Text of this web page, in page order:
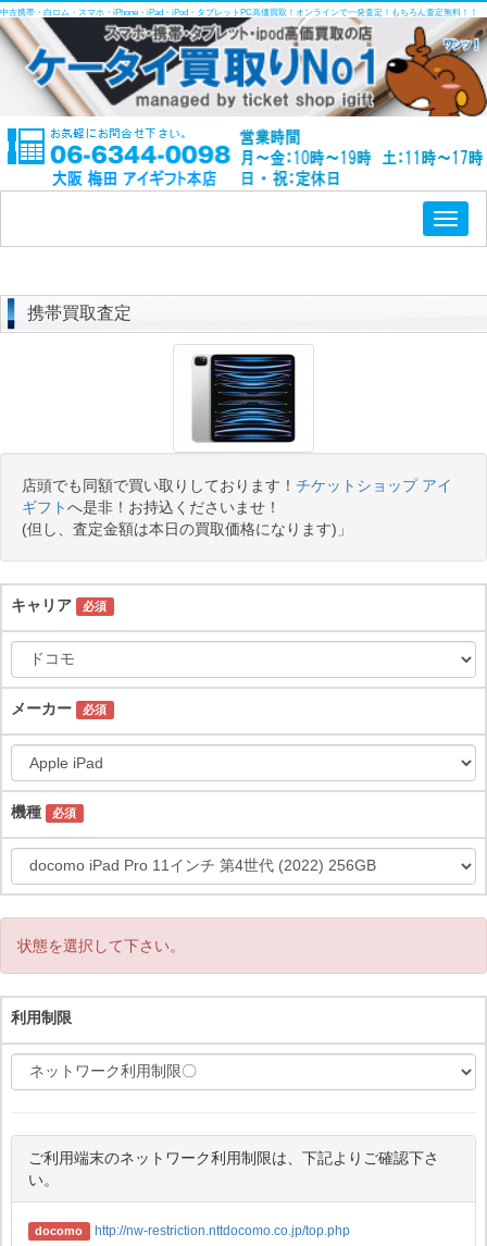
中古携帯・白ロム・スマホ・iPhone・iPad・iPod・タブレットPC高価買取！オンラインで一発査定！もちろん査定無料！！
携帯買取査定
店頭でも同額で買い取りしております！ チケットショップ アイ
ギフトへ是非！お持込くださいませ！
(但し、査定金額は本日の買取価格になります)」
キャリア 必須
メーカー 必須
機種 必須
状態を選択して下さい。
利用制限
ご利用端末のネットワーク利用制限は、下記よりご確認下さ
い。
docomo http://nw-restriction.nttdocomo.co.jp/top.php